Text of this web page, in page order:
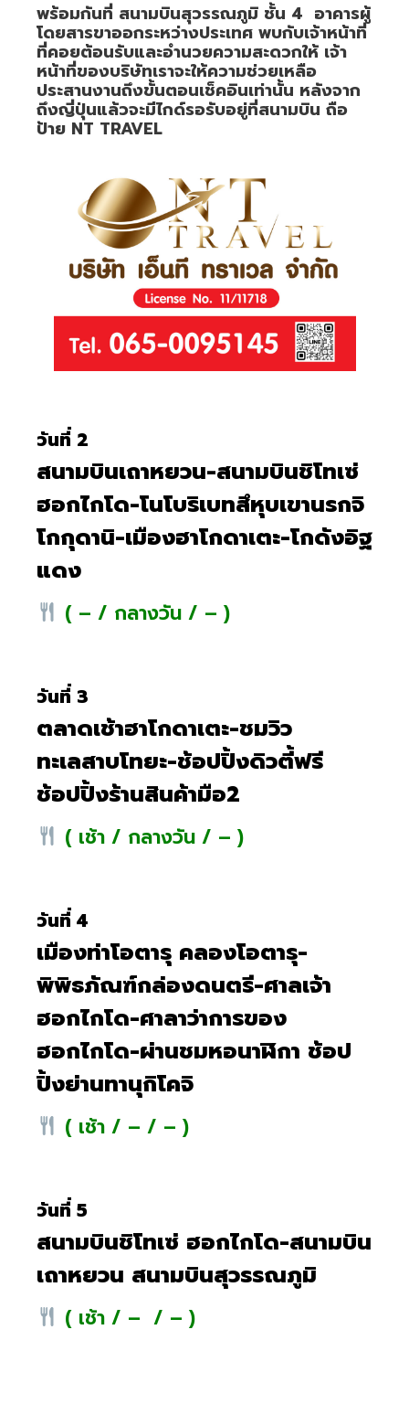
พร้อมกันที่ สนามบินสุวรรณภูมิ ชั้น 4 อาคารผู้
โดยสารขาออกระหว่างประเทศ พบกับเจ้าหน้าที่
ที่คอยต้อนรับและอำนวยความสะดวกให้ เจ้า
หน้าที่ของบริษัทเราจะให้ความช่วยเหลือ
ประสานงานถึงขั้นตอนเช็คอินเท่านั้น หลังจาก
ถึงญี่ปุ่นแล้วจะมีไกด์รอรับอยู่ที่สนามบิน ถือ
ป้าย NT TRAVEL
วันที่ 2
สนามบินเถาหยวน-สนามบินชิโทเซ่
ฮอกไกโด-โนโบริเบทสึหุบเขานรกจิ
โกกุดานิ-เมืองฮาโกดาเตะ-โกดังอิฐ
แดง
( – / กลางวัน / – )
วันที่ 3
ตลาดเช้าฮาโกดาเตะ-ชมวิว
ทะเลสาบโทยะ-ช้อปปิ้งดิวตี้ฟรี
ช้อปปิ้งร้านสินค้ามือ2
( เช้า / กลางวัน / – )
วันที่ 4
เมืองท่าโอตารุ คลองโอตารุ-
พิพิธภัณฑ์กล่องดนตรี-ศาลเจ้า
ฮอกไกโด-ศาลาว่าการของ
ฮอกไกโด-ผ่านชมหอนาฬิกา ช้อป
ปิ้งย่านทานุกิโคจิ
( เช้า / – / – )
วันที่ 5
สนามบินชิโทเซ่ ฮอกไกโด-สนามบิน
เถาหยวน สนามบินสุวรรณภูมิ
( เช้า / – / – )